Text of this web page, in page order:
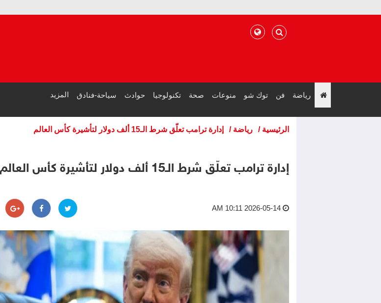
رياضة فن توك شو منوعات صحة تكنولوجيا حوادث سياحة-فنادق المزيد
الرئيسية / رياضة / إدارة ترامب تعلّق شرط الـ15 ألف دولار لتأشيرة كأس العالم
إدارة ترامب تعلّق شرط الـ15 ألف دولار لتأشيرة كأس العالم
2026-05-14 10:11 AM